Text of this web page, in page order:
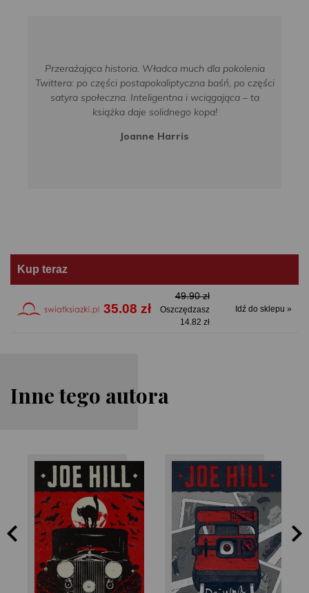
Przerażająca historia. Władca much dla pokolenia
Twittera: po części postapokaliptyczna baśń, po części
satyra społeczna. Inteligentna i wciągająca – ta
książka daje solidnego kopa!
Joanne Harris
Kup teraz
35.08 zł
49.90 zł
Oszczędzasz
14.82 zł
Idź do sklepu »
Inne tego autora
Joe Hill Joe Hill